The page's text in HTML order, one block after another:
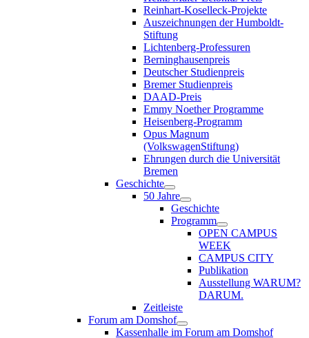
Reinhart-Koselleck-Projekte
Auszeichnungen der Humboldt-
Stiftung
Lichtenberg-Professuren
Berninghausenpreis
Deutscher Studienpreis
Bremer Studienpreis
DAAD-Preis
Emmy Noether Programme
Heisenberg-Programm
Opus Magnum
(VolkswagenStiftung)
Ehrungen durch die Universität
Bremen
Geschichte
50 Jahre
Geschichte
Programm
OPEN CAMPUS
WEEK
CAMPUS CITY
Publikation
Ausstellung WARUM?
DARUM.
Zeitleiste
Forum am Domshof
Kassenhalle im Forum am Domshof